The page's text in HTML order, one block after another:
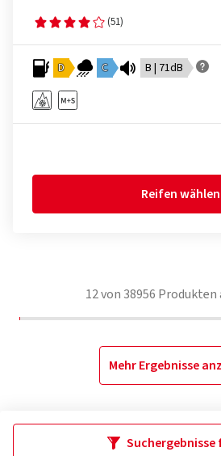
(51)
D C B | 71dB
Reifen wählen
12von 38956 Produkten
Mehr Ergebnisse